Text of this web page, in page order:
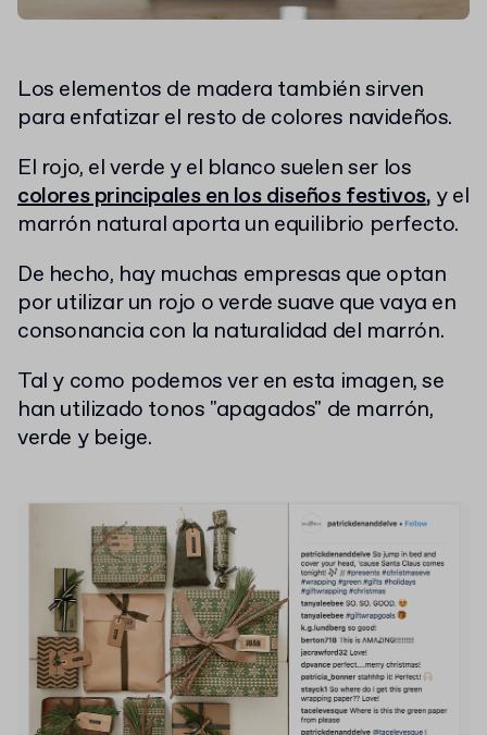
Los elementos de madera también sirven
para enfatizar el resto de colores navideños.
El rojo, el verde y el blanco suelen ser los
colores principales en los diseños festivos, y el
marrón natural aporta un equilibrio perfecto.
De hecho, hay muchas empresas que optan
por utilizar un rojo o verde suave que vaya en
consonancia con la naturalidad del marrón.
Tal y como podemos ver en esta imagen, se
han utilizado tonos "apagados" de marrón,
verde y beige.